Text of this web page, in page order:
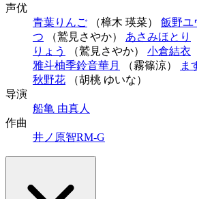
声优
青葉りんご （樟木 瑛菜） 飯野ユ
つ （鷲見さやか） あさみほとり
りょう
（鷲見さやか） 小倉結衣
雅斗柚季鈴音華月 （霧篠涼） ま
秋野花 （胡桃 ゆいな）
导演
船亀 由真人
作曲
井ノ原智RM-G